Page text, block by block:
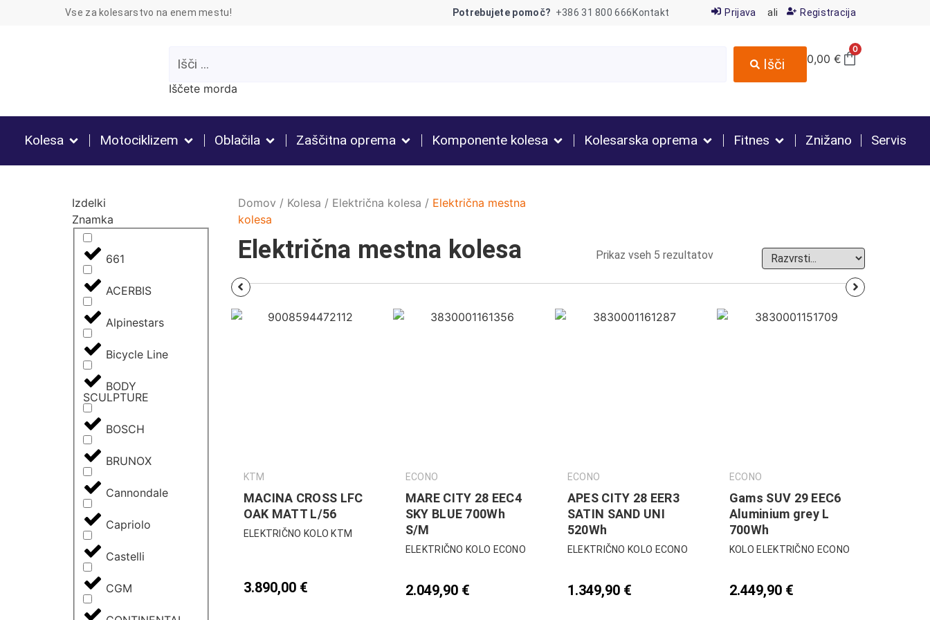
Vse za kolesarstvo na enem mestu! Potrebujete pomoč? +386 31 800 666 Kontakt Prijava ali Registracija
Išči
Iščete morda
0
0,00 €
Kolesa Motociklizem Oblačila Zaščitna oprema Komponente kolesa Kolesarska oprema Fitnes Znižano Servis
Izdelki
Znamka
661
ACERBIS
Alpinestars
Bicycle Line
BODY
SCULPTURE
BOSCH
BRUNOX
Cannondale
Capriolo
Castelli
CGM
Domov / Kolesa / Električna kolesa / Električna mestna
kolesa
Električna mestna kolesa Prikaz vseh 5 rezultatov
KTM
MACINA CROSS LFC
OAK MATT L/56
ELEKTRIČNO KOLO KTM
3.890,00 €
ECONO
MARE CITY 28 EEC4
SKY BLUE 700Wh
S/M
ELEKTRIČNO KOLO ECONO
2.049,90 €
ECONO
APES CITY 28 EER3
SATIN SAND UNI
520Wh
ELEKTRIČNO KOLO ECONO
1.349,90 €
ECONO
Gams SUV 29 EEC6
Aluminium grey L
700Wh
KOLO ELEKTRIČNO ECONO
2.449,90 €